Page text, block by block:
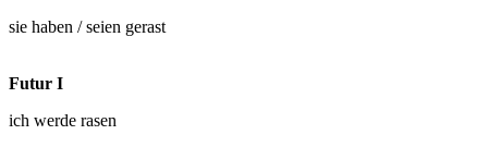
sie haben / seien gerast
Futur I
ich werde rasen